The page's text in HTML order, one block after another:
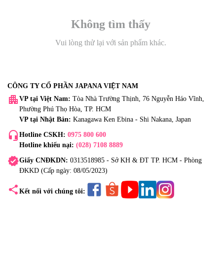
Không tìm thấy
Vui lòng thử lại với sản phẩm khác.
CÔNG TY CỔ PHẦN JAPANA VIỆT NAM
apartment VP tại Việt Nam: Tòa Nhà Trường Thịnh, 76 Nguyễn Háo Vĩnh,
Phường Phú Thọ Hòa, TP. HCM
VP tại Nhật Bản: Kanagawa Ken Ebina - Shi Nakana, Japan
headset_mic Hotline CSKH: 0975 800 600
Hotline khiếu nại: (028) 7108 8889
verifiedGiấy CNĐKDN: 0313518985 - Sở KH & ĐT TP. HCM - Phòng
ĐKKD (Cấp ngày: 08/05/2023)
share Kết nối với chúng tôi: